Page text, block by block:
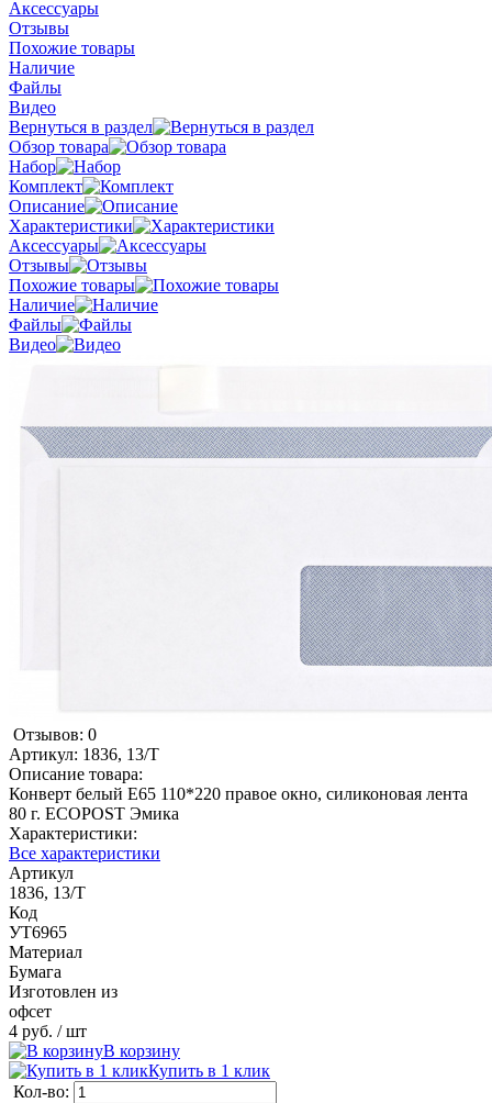
Аксессуары
Отзывы
Похожие товары
Наличие
Файлы
Видео
Вернуться в раздел
Обзор товара
Набор
Комплект
Описание
Характеристики
Аксессуары
Отзывы
Похожие товары
Наличие
Файлы
Видео
Отзывов: 0
Артикул: 1836, 13/Т
Описание товара:
Конверт белый Е65 110*220 правое окно, силиконовая лента
80 г. ECOPOST Эмика
Характеристики:
Все характеристики
Артикул
1836, 13/Т
Код
УТ6965
Материал
Бумага
Изготовлен из
офсет
4 руб. / шт
В корзину
Купить в 1 клик
Кол-во: